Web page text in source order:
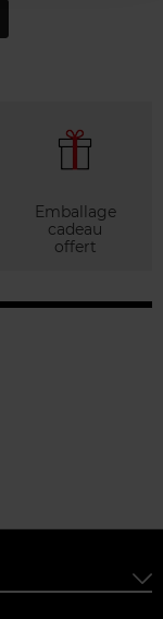
Emballage
cadeau
offert